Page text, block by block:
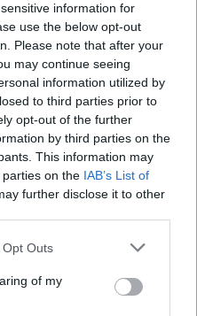
information for
use the below opt-out
Please note that after your
may continue seeing
information utilized by
to third parties prior to
opt-out of the further
by third parties on the
This information may
on the IAB’s List of
further disclose it to other
Outs
of my